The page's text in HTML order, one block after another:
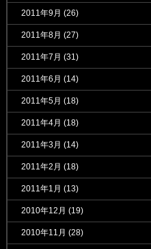
2011年9月 (26)
2011年8月 (27)
2011年7月 (31)
2011年6月 (14)
2011年5月 (18)
2011年4月 (18)
2011年3月 (14)
2011年2月 (18)
2011年1月 (13)
2010年12月 (19)
2010年11月 (28)